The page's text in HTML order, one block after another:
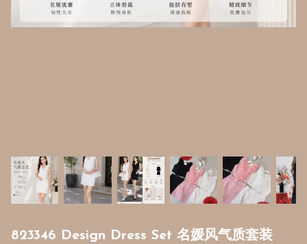
823346 Design Dress Set 名媛风气质套装